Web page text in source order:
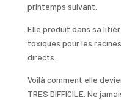
printemps suivant.
Elle produit dans sa
toxiques pour les
directs.
Voilà comment elle
TRES DIFFICILE. Ne